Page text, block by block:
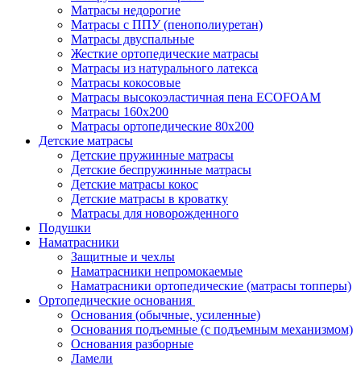
Матрасы недорогие
Матрасы с ППУ (пенополиуретан)
Матрасы двуспальные
Жесткие ортопедические матрасы
Матрасы из натурального латекса
Матрасы кокосовые
Матрасы высокоэластичная пена ECOFOAM
Матрасы 160х200
Матрасы ортопедические 80х200
Детские матрасы
Детские пружинные матрасы
Детские беспружинные матрасы
Детские матрасы кокос
Детские матрасы в кроватку
Матрасы для новорожденного
Подушки
Наматрасники
Защитные и чехлы
Наматрасники непромокаемые
Наматрасники ортопедические (матрасы топперы)
Ортопедические основания
Основания (обычные, усиленные)
Основания подъемные (с подъемным механизмом)
Основания разборные
Ламели